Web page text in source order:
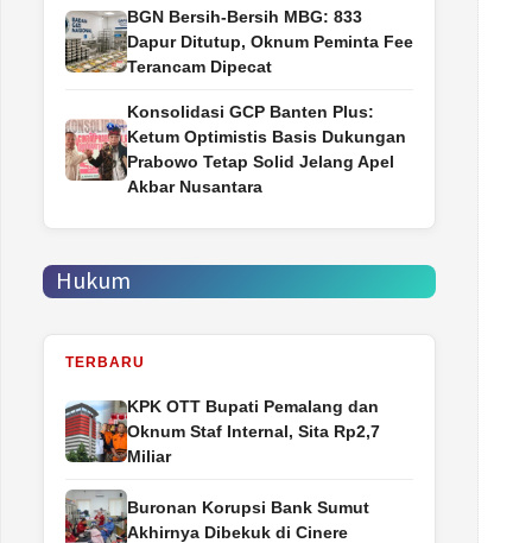
BGN Bersih-Bersih MBG: 833
Dapur Ditutup, Oknum Peminta Fee
Terancam Dipecat
Konsolidasi GCP Banten Plus:
Ketum Optimistis Basis Dukungan
Prabowo Tetap Solid Jelang Apel
Akbar Nusantara
Hukum
TERBARU
‎KPK OTT Bupati Pemalang dan
Oknum Staf Internal, Sita Rp2,7
Miliar
Buronan Korupsi Bank Sumut
Akhirnya Dibekuk di Cinere